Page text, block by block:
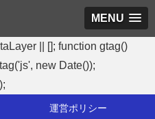
MENU
|| []; function gtag()
new Date());
運営ポリシー